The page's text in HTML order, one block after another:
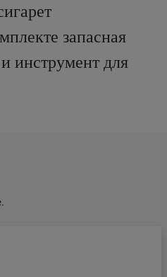
запасная
инструмент для